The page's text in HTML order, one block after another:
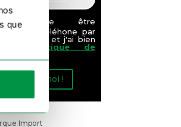
que
souhaite être
par téléhone par
Import et j'ai bien
politique de
Appelez-moi !